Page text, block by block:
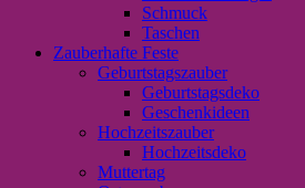
Schmuck
Taschen
Zauberhafte Feste
Geburtstagszauber
Geburtstagsdeko
Geschenkideen
Hochzeitszauber
Hochzeitsdeko
Muttertag